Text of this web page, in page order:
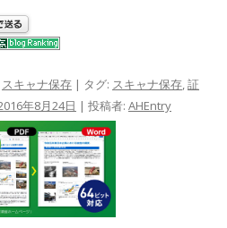
スキャナ保存 | タグ: スキャナ保存,証
年8月24日 | 投稿者: AHEntry